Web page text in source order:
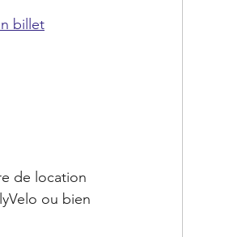
billet
de location
ou bien